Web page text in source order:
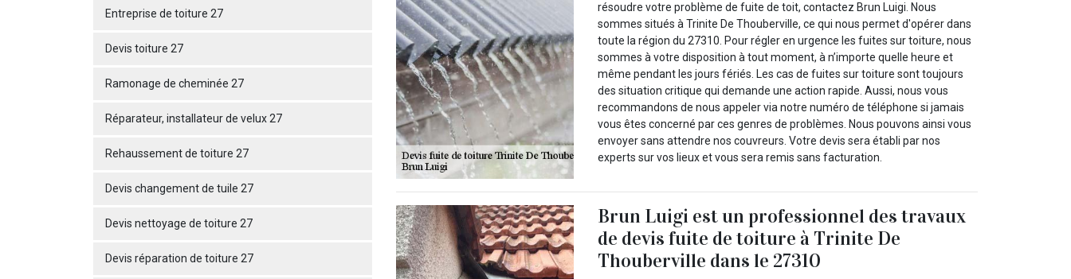
Entreprise de toiture 27
Devis toiture 27
Ramonage de cheminée 27
Réparateur, installateur de velux 27
Rehaussement de toiture 27
Devis changement de tuile 27
Devis nettoyage de toiture 27
Devis réparation de toiture 27
résoudre votre problème de fuite de toit, contactez Brun Luigi. Nous
sommes situés à Trinite De Thouberville, ce qui nous permet d'opérer dans
toute la région du 27310. Pour régler en urgence les fuites sur toiture, nous
sommes à votre disposition à tout moment, à n’importe quelle heure et
même pendant les jours fériés. Les cas de fuites sur toiture sont toujours
des situation critique qui demande une action rapide. Aussi, nous vous
recommandons de nous appeler via notre numéro de téléphone si jamais
vous êtes concerné par ces genres de problèmes. Nous pouvons ainsi vous
envoyer sans attendre nos couvreurs. Votre devis sera établi par nos
experts sur vos lieux et vous sera remis sans facturation.
Brun Luigi est un professionnel des travaux
de devis fuite de toiture à Trinite De
Thouberville dans le 27310